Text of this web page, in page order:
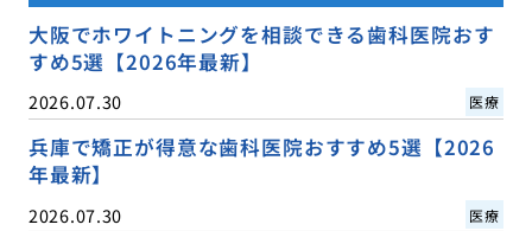
大阪でホワイトニングを相談できる歯科医院おす
すめ5選【2026年最新】
2026.07.30 医療
兵庫で矯正が得意な歯科医院おすすめ5選【2026
年最新】
2026.07.30 医療